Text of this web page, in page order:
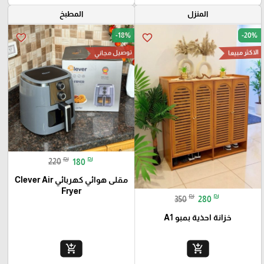
المنزل
favorite_border -20%
الاكثر مبيعا
350 ₪ 280 ₪
خزانة احذية بمبو A1
add_shopping_cart
المطبخ
favorite_border -18%
توصيل مجاني
220 ₪ 180 ₪
مقلى هوائي كهربائي Clever Air
Fryer
add_shopping_cart